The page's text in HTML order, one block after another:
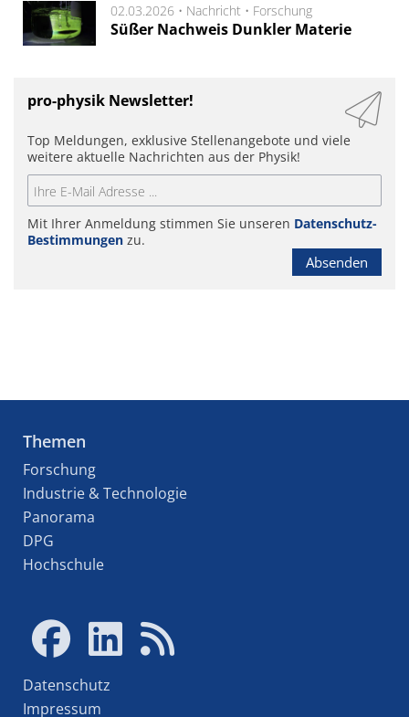
02.03.2026 • Nachricht • Forschung
Süßer Nachweis Dunkler Materie
pro-physik Newsletter!
Top Meldungen, exklusive Stellenangebote und viele
weitere aktuelle Nachrichten aus der Physik!
Mit Ihrer Anmeldung stimmen Sie unseren Datenschutz-
Bestimmungen zu.
Absenden
Themen
Forschung
Industrie & Technologie
Panorama
DPG
Hochschule
Datenschutz
Impressum